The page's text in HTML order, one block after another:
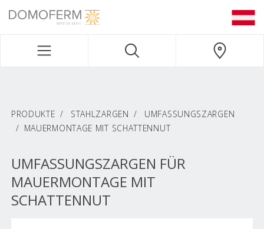
DOMOFERM NAVIGATION
PRODUKTE STAHLZARGEN
UMFASSUNGSZARGEN
MAUERMONTAGE MIT SCHATTENNUT
UMFASSUNGSZARGEN FÜR
MAUERMONTAGE MIT
SCHATTENNUT